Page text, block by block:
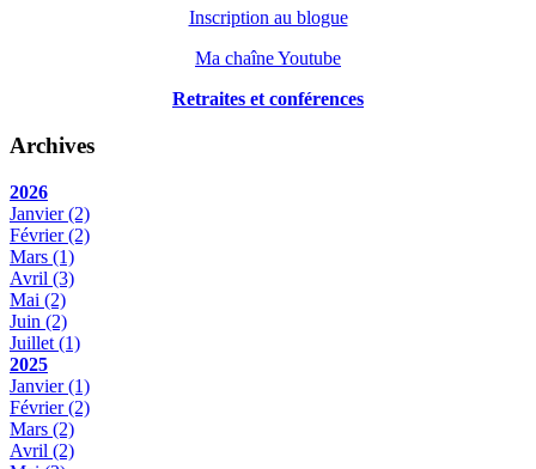
Inscription au blogue
Ma chaîne Youtube
Retraites et conférences
Archives
2026
Janvier(2)
Février(2)
Mars (1)
Avril (3)
Mai (2)
Juin (2)
Juillet (1)
2025
Janvier(1)
Février(2)
Mars (2)
Avril (2)